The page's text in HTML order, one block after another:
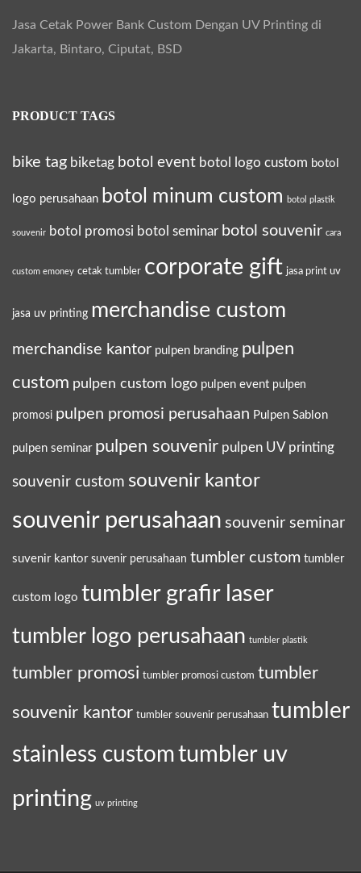
Jasa Cetak Power Bank Custom Dengan UV Printing di
Jakarta, Bintaro, Ciputat, BSD
PRODUCT TAGS
bike tag biketag botol event botol logo custom botol
logo perusahaan botol minum custom botol plastik
souvenir botol promosi botol seminar botol souvenir cara
custom emoney cetak tumbler corporate gift jasa print uv
jasa uv printing merchandise custom
merchandise kantor pulpen branding pulpen
custom pulpen custom logo pulpen event pulpen
promosi pulpen promosi perusahaan Pulpen Sablon
pulpen seminar pulpen souvenir pulpen UV printing
souvenir custom souvenir kantor
souvenir perusahaan souvenir seminar
suvenir kantor suvenir perusahaan tumbler custom tumbler
custom logo tumbler grafir laser
tumbler logo perusahaan tumbler plastik
tumbler promosi tumbler promosi custom tumbler
souvenir kantor tumbler souvenir perusahaan tumbler
stainless customtumbler uv
printing uv printing